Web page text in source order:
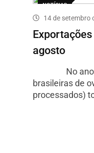
NOTÍCIAS
14 de setembro
agosto
No ano,
brasileiras de
processados)